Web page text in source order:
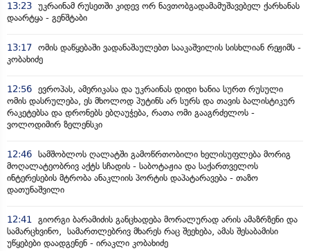
13:23 უკრაინამ რუსეთში კიდევ ორ ნავთობგადამამუშავებელ ქარხანას
დაარტყა - გენშტაბი
13:17 ომის დაწყებაში ვადანაშაულებთ სააკაშვილის სისხლიან რეჟიმს -
კობახიძე
12:56 ევროპას, ამერიკასა და უკრაინას დიდი ხანია სურთ რუსული
ომის დასრულება, ეს მხოლოდ პუტინს არ სურს და თავის ბალისტიკურ
რაკეტებსა და დრონებს ებღაუჭება, რათა ომი გააგრძელოს -
ვოლოდიმირ ზელენსკი
12:46 სამშობლოს ღალატში გამოწრთობილი ხელისუფლება მორიგ
მოღალატეობრივ აქტს სჩადის - საბოტაჟია და საქართველოს
ინტერესების მტრობა ანაკლიის პორტის დაპატარავება - თაზო
დათუნაშვილი
12:41 გიორგი ბარამიძის განცხადება მორალურად არის ამაზრზენი და
სამარცხვინო, სამართლებრივ მხარეს რაც შეეხება, ამას შესაბამისი
უწყებები დაადგენენ - ირაკლი კობახიძე